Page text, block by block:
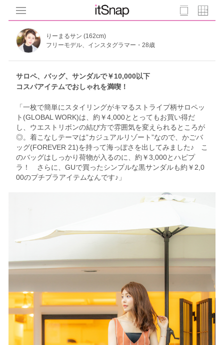
りーまるサン (162cm)
フリーモデル、インスタグラマー・28歳
サロペ、バッグ、サンダルで￥10,000以下
コスパアイテムでおしゃれを満喫！
「一枚で簡単にスタイリングがキマるストライプ柄サロペッ
ト(GLOBAL WORK)は、約￥4,000ととってもお買い得だ
し、ウエストリボンの結び方で雰囲気を変えられるところが
◎。着こなしテーマは”カジュアルリゾート”なので、かごバ
ッグ(FOREVER 21)を持って海っぽさを出してみました♪ こ
のバッグはしっかり荷物が入るのに、約￥3,000とハピプ
ラ！ さらに、GUで買ったシンプルな黒サンダルも約￥2,0
00のプチプラアイテムなんです♪」